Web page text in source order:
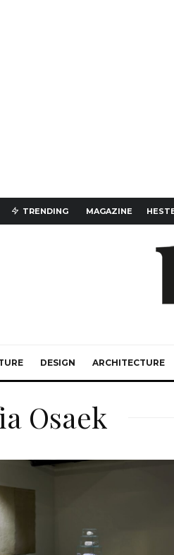
TRENDING MAGAZINE
DESIGN ARCHITECTURE
Osaek